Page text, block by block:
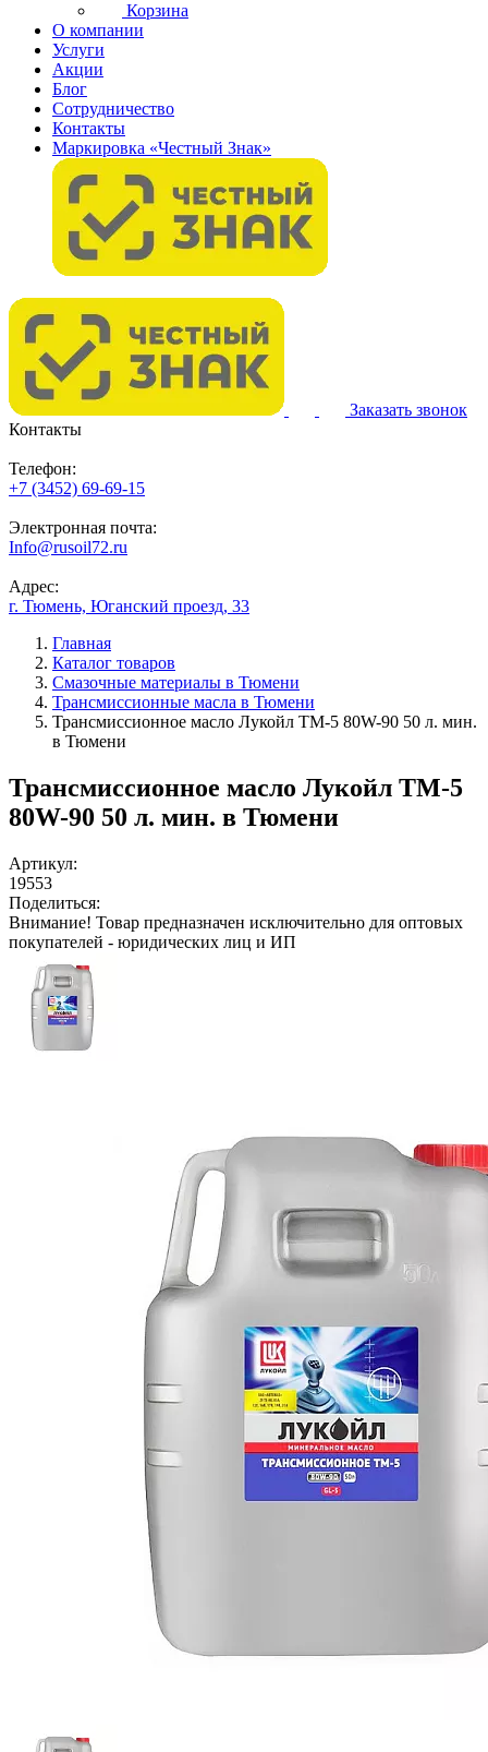
Корзина
О компании
Услуги
Акции
Блог
Сотрудничество
Контакты
Маркировка «Честный Знак»
Заказать звонок
Контакты
Телефон:
+7 (3452) 69-69-15
Электронная почта:
Info@rusoil72.ru
Адрес:
г. Тюмень, Юганский проезд, 33
Главная
Каталог товаров
Смазочные материалы в Тюмени
Трансмиссионные масла в Тюмени
Трансмиссионное масло Лукойл ТМ-5 80W-90 50 л. мин.
в Тюмени
Трансмиссионное масло Лукойл ТМ-5
80W-90 50 л. мин. в Тюмени
Артикул:
19553
Поделиться:
Внимание! Товар предназначен исключительно для оптовых
покупателей - юридических лиц и ИП